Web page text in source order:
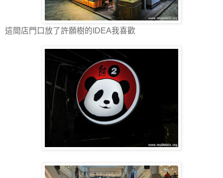
這間店門口放了許願樹的IDEA我喜歡